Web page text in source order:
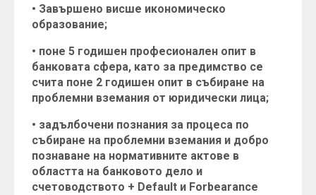
• Завършено висше икономическо
образование;
• поне 5 годишен професионален опит в
банковата сфера, като за предимство се
счита поне 2 годишен опит в събиране на
проблемни вземания от юридически лица;
• задълбочени познания за процеса по
събиране на проблемни вземания и добро
познаване на нормативните актове в
областта на банковото дело и
счетоводството + Default и Forbearance